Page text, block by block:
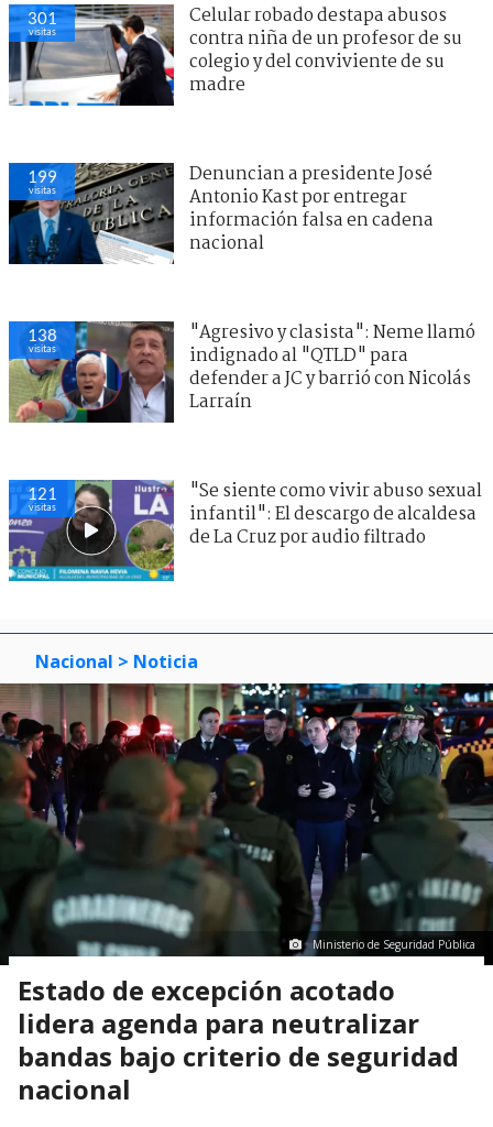
301
visitas
Celular robado destapa abusos
contra niña de un profesor de su
colegio y del conviviente de su
madre
199
visitas
Denuncian a presidente José
Antonio Kast por entregar
información falsa en cadena
nacional
138
visitas
"Agresivo y clasista": Neme llamó
indignado al "QTLD" para
defender a JC y barrió con Nicolás
Larraín
121
visitas
"Se siente como vivir abuso sexual
infantil": El descargo de alcaldesa
de La Cruz por audio filtrado
Nacional > Noticia
Ministerio de Seguridad Pública
Estado de excepción acotado
lidera agenda para neutralizar
bandas bajo criterio de seguridad
nacional